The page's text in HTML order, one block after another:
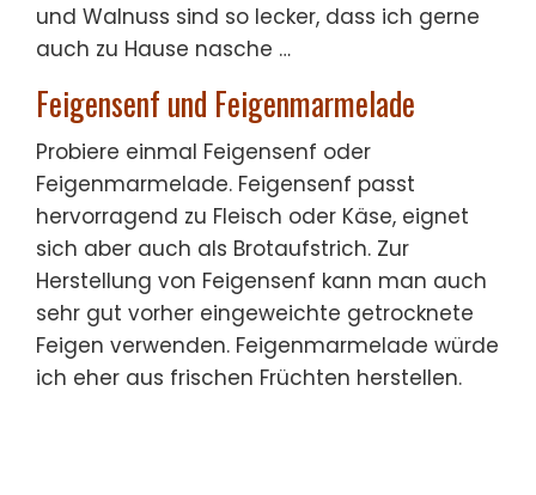
und Walnuss sind so lecker, dass ich gerne
auch zu Hause nasche …
Feigensenf und Feigenmarmelade
Probiere einmal Feigensenf oder
Feigenmarmelade. Feigensenf passt
hervorragend zu Fleisch oder Käse, eignet
sich aber auch als Brotaufstrich. Zur
Herstellung von Feigensenf kann man auch
sehr gut vorher eingeweichte getrocknete
Feigen verwenden. Feigenmarmelade würde
ich eher aus frischen Früchten herstellen.